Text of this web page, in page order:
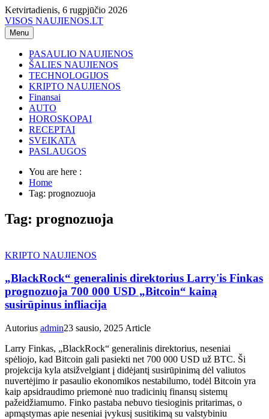
Ketvirtadienis, 6 rugpjūčio 2026
VISOS NAUJIENOS.LT
Menu
PASAULIO NAUJIENOS
ŠALIES NAUJIENOS
TECHNOLOGIJOS
KRIPTO NAUJIENOS
Finansai
AUTO
HOROSKOPAI
RECEPTAI
SVEIKATA
PASLAUGOS
You are here :
Home
Tag: prognozuoja
Tag: prognozuoja
KRIPTO NAUJIENOS
„BlackRock“ generalinis direktorius Larry'is Finkas
prognozuoja 700 000 USD „Bitcoin“ kainą
susirūpinus infliacija
Autorius admin23 sausio, 2025 Article
Larry Finkas, „BlackRock“ generalinis direktorius, neseniai
spėliojo, kad Bitcoin gali pasiekti net 700 000 USD už BTC. Ši
projekcija kyla atsižvelgiant į didėjantį susirūpinimą dėl valiutos
nuvertėjimo ir pasaulio ekonomikos nestabilumo, todėl Bitcoin yra
kaip apsidraudimo priemonė nuo tradicinių finansų sistemų
pažeidžiamumo. Finko pastaba nebuvo tiesioginis pritarimas, o
apmąstymas apie neseniai įvykusį susitikimą su valstybiniu